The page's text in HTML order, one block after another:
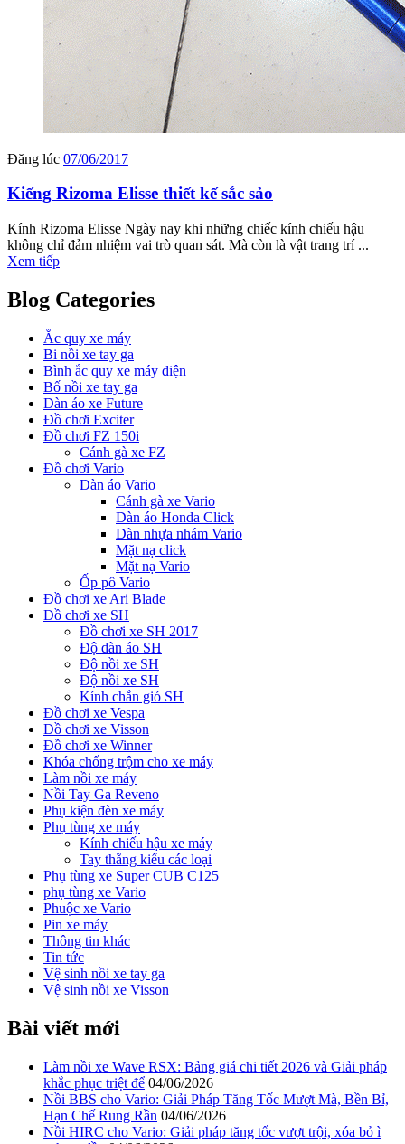
Đăng lúc 07/06/2017
Kiếng Rizoma Elisse thiết kế sắc sảo
Kính Rizoma Elisse Ngày nay khi những chiếc kính chiếu hậu
không chỉ đảm nhiệm vai trò quan sát. Mà còn là vật trang trí ...
Xem tiếp
Blog Categories
Ắc quy xe máy
Bi nồi xe tay ga
Bình ắc quy xe máy điện
Bố nồi xe tay ga
Dàn áo xe Future
Đồ chơi Exciter
Đồ chơi FZ 150i
Cánh gà xe FZ
Đồ chơi Vario
Dàn áo Vario
Cánh gà xe Vario
Dàn áo Honda Click
Dàn nhựa nhám Vario
Mặt nạ click
Mặt nạ Vario
Ốp pô Vario
Đồ chơi xe Ari Blade
Đồ chơi xe SH
Đồ chơi xe SH 2017
Độ dàn áo SH
Độ nồi xe SH
Độ nồi xe SH
Kính chắn gió SH
Đồ chơi xe Vespa
Đồ chơi xe Visson
Đồ chơi xe Winner
Khóa chống trộm cho xe máy
Làm nồi xe máy
Nồi Tay Ga Reveno
Phụ kiện đèn xe máy
Phụ tùng xe máy
Kính chiếu hậu xe máy
Tay thắng kiểu các loại
Phụ tùng xe Super CUB C125
phụ tùng xe Vario
Phuộc xe Vario
Pin xe máy
Thông tin khác
Tin tức
Vệ sinh nồi xe tay ga
Vệ sinh nồi xe Visson
Bài viết mới
Làm nồi xe Wave RSX: Bảng giá chi tiết 2026 và Giải pháp
khắc phục triệt để 04/06/2026
Nồi BBS cho Vario: Giải Pháp Tăng Tốc Mượt Mà, Bền Bỉ,
Hạn Chế Rung Rần 04/06/2026
Nồi HIRC cho Vario: Giải pháp tăng tốc vượt trội, xóa bỏ ì